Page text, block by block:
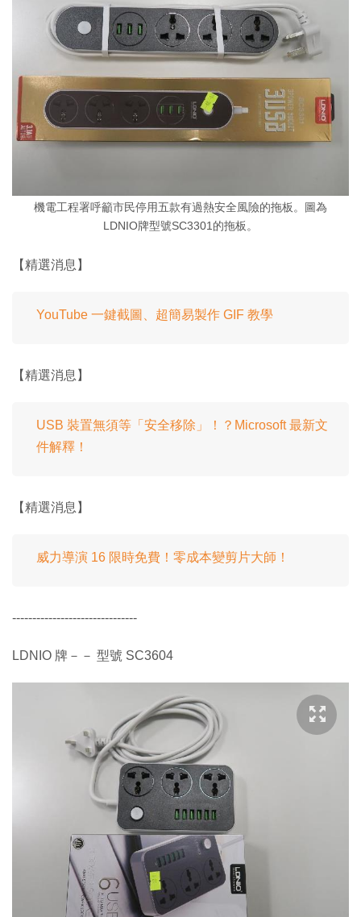
機電工程署呼籲市民停用五款有過熱安全風險的拖板。圖為
LDNIO牌型號SC3301的拖板。
【精選消息】
YouTube 一鍵截圖、超簡易製作 GIF 教學
【精選消息】
USB 裝置無須等「安全移除」！？Microsoft 最新文
件解釋！
【精選消息】
威力導演 16 限時免費！零成本變剪片大師！
-------------------------------
LDNIO 牌－－ 型號 SC3604